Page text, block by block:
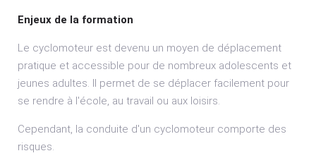
Enjeux de la formation
Le cyclomoteur est devenu un moyen de déplacement
pratique et accessible pour de nombreux adolescents et
jeunes adultes. Il permet de se déplacer facilement pour
se rendre à l'école, au travail ou aux loisirs.
Cependant, la conduite d'un cyclomoteur comporte des
risques.